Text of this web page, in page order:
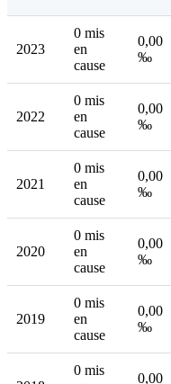
2023
0 mis
en
cause
0,00
‰
2022
0 mis
en
cause
0,00
‰
2021
0 mis
en
cause
0,00
‰
2020
0 mis
en
cause
0,00
‰
2019
0 mis
en
cause
0,00
‰
0 mis
0,00